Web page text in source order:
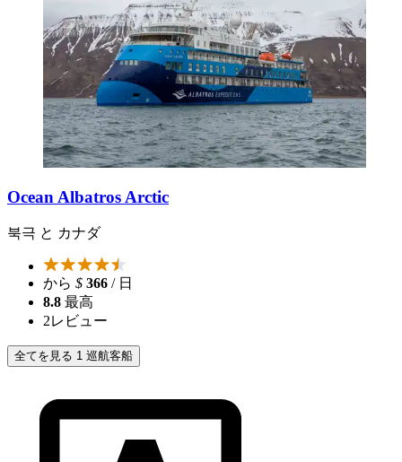
Ocean Albatros Arctic
북극 と カナダ
から $ 366 / 日
8.8 最高
2レビュー
全てを見る 1 巡航客船